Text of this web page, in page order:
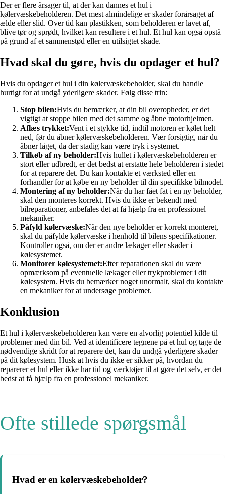
Der er flere årsager til, at der kan dannes et hul i
kølervæskebeholderen. Det mest almindelige er skader forårsaget af
ælde eller slid. Over tid kan plastikken, som beholderen er lavet af,
blive tør og sprødt, hvilket kan resultere i et hul. Et hul kan også opstå
på grund af et sammenstød eller en utilsigtet skade.
Hvad skal du gøre, hvis du opdager et hul?
Hvis du opdager et hul i din kølervæskebeholder, skal du handle
hurtigt for at undgå yderligere skader. Følg disse trin:
Stop bilen:Hvis du bemærker, at din bil overopheder, er det
vigtigt at stoppe bilen med det samme og åbne motorhjelmen.
Aflæs trykket:Vent i et stykke tid, indtil motoren er kølet helt
ned, før du åbner kølervæskebeholderen. Vær forsigtig, når du
åbner låget, da der stadig kan være tryk i systemet.
Tilkøb af ny beholder:Hvis hullet i kølervæskebeholderen er
stort eller udbredt, er det bedst at erstatte hele beholderen i stedet
for at reparere det. Du kan kontakte et værksted eller en
forhandler for at købe en ny beholder til din specifikke bilmodel.
Montering af ny beholder:Når du har fået fat i en ny beholder,
skal den monteres korrekt. Hvis du ikke er bekendt med
bilreparationer, anbefales det at få hjælp fra en professionel
mekaniker.
Påfyld kølervæske:Når den nye beholder er korrekt monteret,
skal du påfylde kølervæske i henhold til bilens specifikationer.
Kontroller også, om der er andre lækager eller skader i
kølesystemet.
Monitorer kølesystemet:Efter reparationen skal du være
opmærksom på eventuelle lækager eller trykproblemer i dit
kølesystem. Hvis du bemærker noget unormalt, skal du kontakte
en mekaniker for at undersøge problemet.
Konklusion
Et hul i kølervæskebeholderen kan være en alvorlig potentiel kilde til
problemer med din bil. Ved at identificere tegnene på et hul og tage de
nødvendige skridt for at reparere det, kan du undgå yderligere skader
på dit kølesystem. Husk at hvis du ikke er sikker på, hvordan du
reparerer et hul eller ikke har tid og værktøjer til at gøre det selv, er det
bedst at få hjælp fra en professionel mekaniker.
Ofte stillede spørgsmål
Hvad er en kølervæskebeholder?